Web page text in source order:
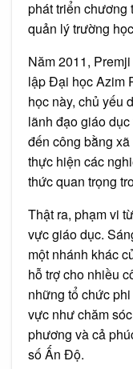
phát triển chương
quản lý trường
Năm 2011,
lập Đại học Azim
học này, chủ yếu
lãnh đạo giáo
đến công bằng
thực hiện các
thức quan trọng
Thật ra, phạm vi
vực giáo dục.
một nhánh khác
hỗ trợ cho nhiều
những tổ chức
vực như chăm
phương và cả
số Ấn Độ.